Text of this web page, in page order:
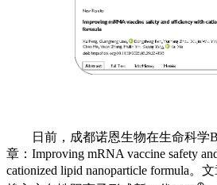
日前，成都诺恩生物在生命科学
章：Improving mRNA vaccine safety
cationized lipid nanoparticle formula。